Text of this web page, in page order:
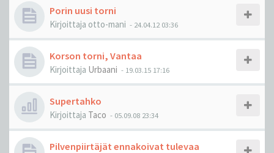
Porin uusi torni
Kirjoittaja otto-mani - 24.04.12 03:36
Korson torni, Vantaa
Kirjoittaja Urbaani - 19.03.15 17:16
Supertahko
Kirjoittaja Taco - 05.09.08 23:34
Pilvenpiirtäjät ennakoivat tulevaa